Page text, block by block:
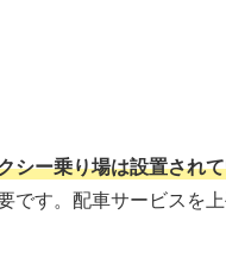
シー乗り場は設置され
です。配車サービスを